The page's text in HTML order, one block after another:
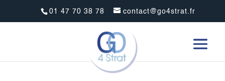
01 47 70 38 78 contact@go4strat.fr